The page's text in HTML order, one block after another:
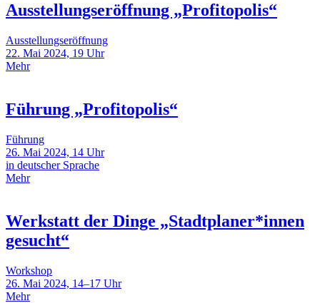
Ausstellungseröffnung „Profitopolis“
Ausstellungseröffnung
22. Mai 2024, 19 Uhr
Mehr
Führung „Profitopolis“
Führung
26. Mai 2024, 14 Uhr
in deutscher Sprache
Mehr
Werkstatt der Dinge „Stadtplaner*innen
gesucht“
Workshop
26. Mai 2024, 14–17 Uhr
Mehr